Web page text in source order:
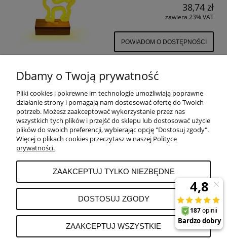
38,74 zł
zawiera 23% VAT
POWIADOM O DOSTĘPNOŚCI
POMOC
PŁATNOŚCI I DOSTAWA
MOJE KONTO
O FIRMIE
Dbamy o Twoją prywatność
Pliki cookies i pokrewne im technologie umożliwiają poprawne
działanie strony i pomagają nam dostosować ofertę do Twoich
potrzeb. Możesz zaakceptować wykorzystanie przez nas
wszystkich tych plików i przejść do sklepu lub dostosować użycie
plików do swoich preferencji, wybierając opcję "Dostosuj zgody".
Więcej o plikach cookies przeczytasz w naszej Polityce
prywatności.
ZAAKCEPTUJ TYLKO NIEZBĘDNE
DOSTOSUJ ZGODY
ZAAKCEPTUJ WSZYSTKIE